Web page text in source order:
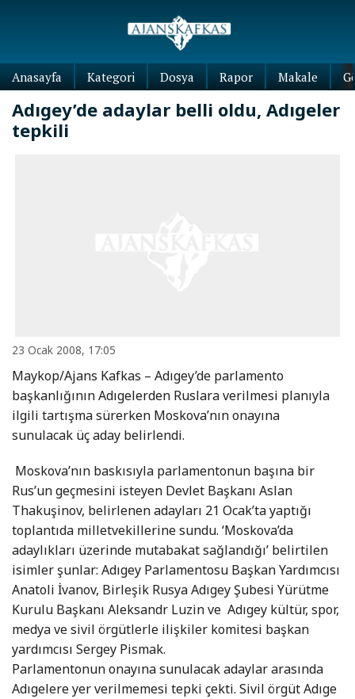
Anasayfa Kategori Dosya Rapor Makale
Adıgey’de adaylar belli oldu, Adıgeler
tepkili
23 Ocak 2008, 17:05
Maykop/Ajans Kafkas – Adıgey’de parlamento
başkanlığının Adıgelerden Ruslara verilmesi planıyla
ilgili tartışma sürerken Moskova’nın onayına
sunulacak üç aday belirlendi.
Moskova’nın baskısıyla parlamentonun başına bir
Rus’un geçmesini isteyen Devlet Başkanı Aslan
Thakuşinov, belirlenen adayları 21 Ocak’ta yaptığı
toplantıda milletvekillerine sundu. ‘Moskova’da
adaylıkları üzerinde mutabakat sağlandığı’ belirtilen
isimler şunlar: Adıgey Parlamentosu Başkan Yardımcısı
Anatoli İvanov, Birleşik Rusya Adıgey Şubesi Yürütme
Kurulu Başkanı Aleksandr Luzin ve Adıgey kültür, spor,
medya ve sivil örgütlerle ilişkiler komitesi başkan
yardımcısı Sergey Pismak.
Parlamentonun onayına sunulacak adaylar arasında
Adıgelere yer verilmemesi tepki çekti. Sivil örgüt Adıge